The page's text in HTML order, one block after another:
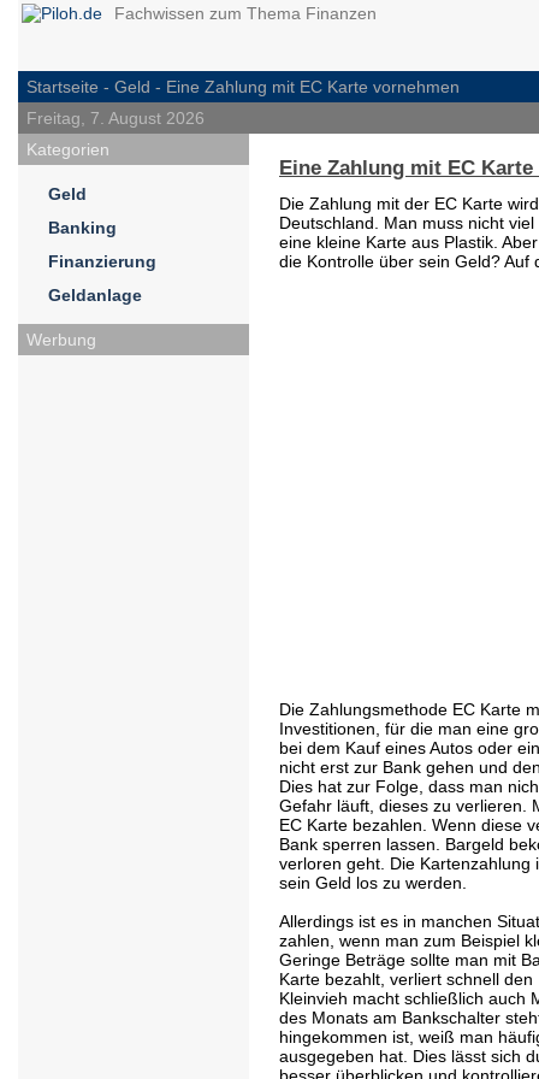
Fachwissen zum Thema Finanzen
Startseite - Geld - Eine Zahlung mit EC Karte vornehmen
Freitag, 7. August 2026
Kategorien
Geld
Banking
Finanzierung
Geldanlage
Werbung
Eine Zahlung mit EC
Die Zahlung mit der EC Karte
Deutschland. Man muss nicht
eine kleine Karte aus Plastik.
die Kontrolle über sein Geld?
Die Zahlungsmethode EC Karte
Investitionen, für die man eine
bei dem Kauf eines Autos oder
nicht erst zur Bank gehen und
Dies hat zur Folge, dass man
Gefahr läuft, dieses zu verlieren.
EC Karte bezahlen. Wenn diese
Bank sperren lassen. Bargeld
verloren geht. Die Kartenzahlung
sein Geld los zu werden.
Allerdings ist es in manchen
zahlen, wenn man zum Beispiel
Geringe Beträge sollte man mit
Karte bezahlt, verliert schnell
Kleinvieh macht schließlich auch
des Monats am Bankschalter
hingekommen ist, weiß man
ausgegeben hat. Dies lässt sich